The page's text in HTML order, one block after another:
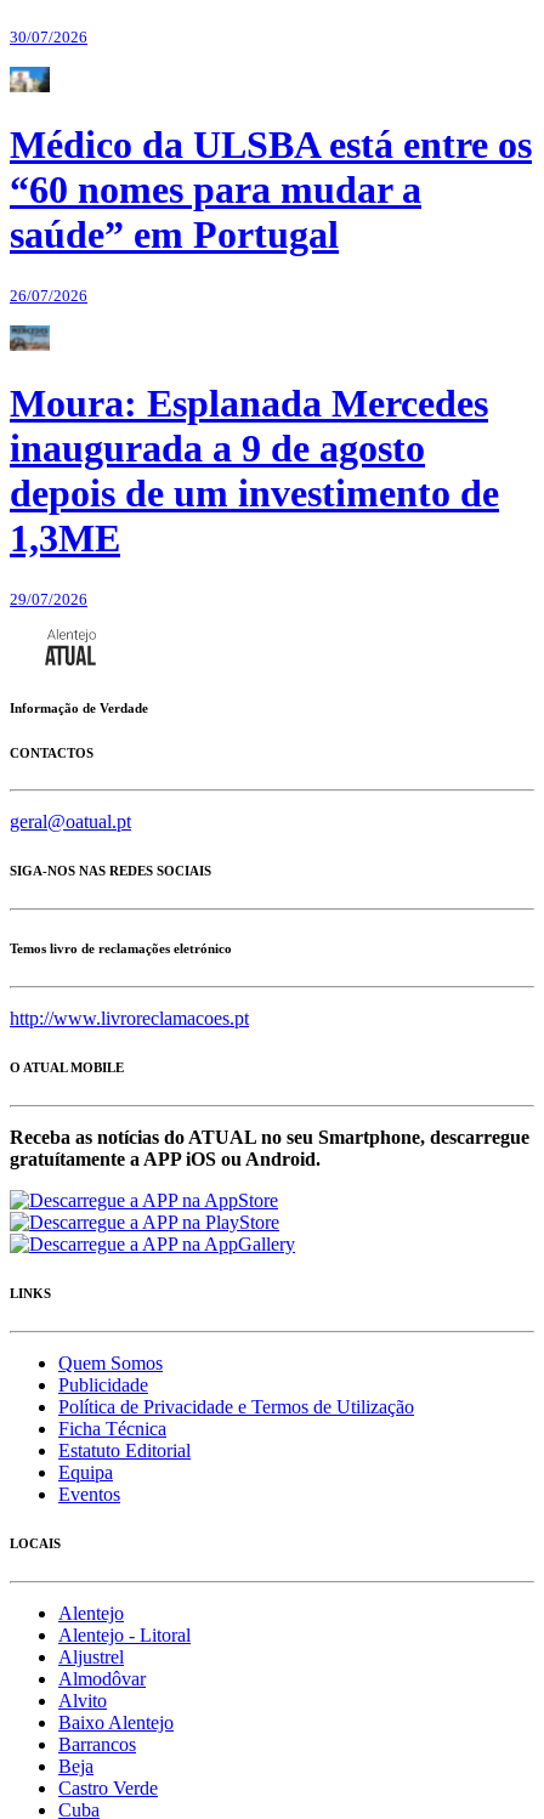
30/07/2026
Médico da ULSBA está entre os
“60 nomes para mudar a
saúde” em Portugal
26/07/2026
Moura: Esplanada Mercedes
inaugurada a 9 de agosto
depois de um investimento de
1,3ME
29/07/2026
Informação de Verdade
CONTACTOS
geral@oatual.pt
SIGA-NOS NAS REDES SOCIAIS
Temos livro de reclamações eletrónico
http://www.livroreclamacoes.pt
O ATUAL MOBILE
Receba as notícias do ATUAL no seu Smartphone, descarregue
gratuítamente a APP iOS ou Android.
LINKS
Quem Somos
Publicidade
Política de Privacidade e Termos de Utilização
Ficha Técnica
Estatuto Editorial
Equipa
Eventos
LOCAIS
Alentejo
Alentejo - Litoral
Aljustrel
Almodôvar
Alvito
Baixo Alentejo
Barrancos
Beja
Castro Verde
Cuba